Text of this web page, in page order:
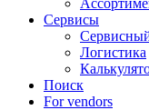
Сервисы
Логистика
Поиск
For vendors